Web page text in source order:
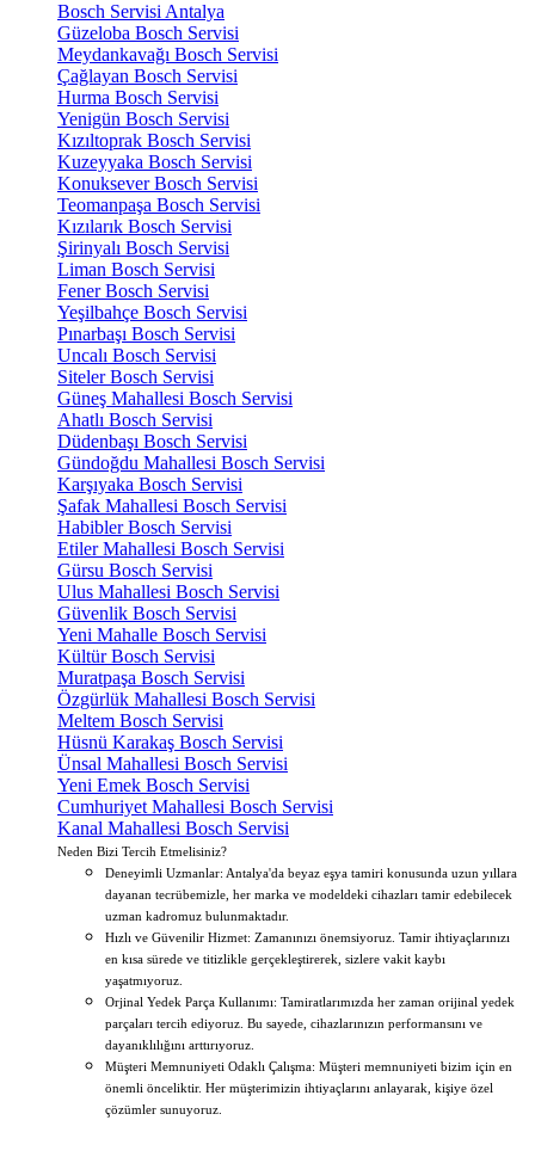
Bosch Servisi Antalya
Güzeloba Bosch Servisi
Meydankavağı Bosch Servisi
Çağlayan Bosch Servisi
Hurma Bosch Servisi
Yenigün Bosch Servisi
Kızıltoprak Bosch Servisi
Kuzeyyaka Bosch Servisi
Konuksever Bosch Servisi
Teomanpaşa Bosch Servisi
Kızılarık Bosch Servisi
Şirinyalı Bosch Servisi
Liman Bosch Servisi
Fener Bosch Servisi
Yeşilbahçe Bosch Servisi
Pınarbaşı Bosch Servisi
Uncalı Bosch Servisi
Siteler Bosch Servisi
Güneş Mahallesi Bosch Servisi
Ahatlı Bosch Servisi
Düdenbaşı Bosch Servisi
Gündoğdu Mahallesi Bosch Servisi
Karşıyaka Bosch Servisi
Şafak Mahallesi Bosch Servisi
Habibler Bosch Servisi
Etiler Mahallesi Bosch Servisi
Gürsu Bosch Servisi
Ulus Mahallesi Bosch Servisi
Güvenlik Bosch Servisi
Yeni Mahalle Bosch Servisi
Kültür Bosch Servisi
Muratpaşa Bosch Servisi
Özgürlük Mahallesi Bosch Servisi
Meltem Bosch Servisi
Hüsnü Karakaş Bosch Servisi
Ünsal Mahallesi Bosch Servisi
Yeni Emek Bosch Servisi
Cumhuriyet Mahallesi Bosch Servisi
Kanal Mahallesi Bosch Servisi
Neden Bizi Tercih Etmelisiniz?
Deneyimli Uzmanlar: Antalya'da beyaz eşya tamiri konusunda uzun yıllara
dayanan tecrübemizle, her marka ve modeldeki cihazları tamir edebilecek
uzman kadromuz bulunmaktadır.
Hızlı ve Güvenilir Hizmet: Zamanınızı önemsiyoruz. Tamir ihtiyaçlarınızı
en kısa sürede ve titizlikle gerçekleştirerek, sizlere vakit kaybı
yaşatmıyoruz.
Orjinal Yedek Parça Kullanımı: Tamiratlarımızda her zaman orijinal yedek
parçaları tercih ediyoruz. Bu sayede, cihazlarınızın performansını ve
dayanıklılığını arttırıyoruz.
Müşteri Memnuniyeti Odaklı Çalışma: Müşteri memnuniyeti bizim için en
önemli önceliktir. Her müşterimizin ihtiyaçlarını anlayarak, kişiye özel
çözümler sunuyoruz.